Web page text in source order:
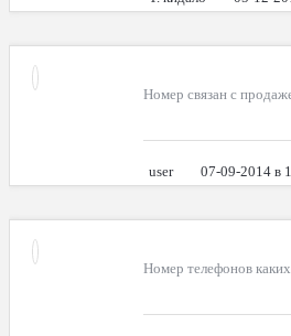
Номер связан с
user 07-09-2014 в
Номер телефонов